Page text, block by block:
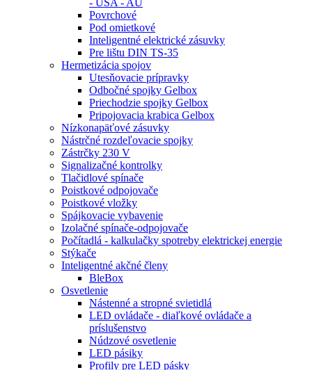
- USA - AU
Povrchové
Pod omietkové
Inteligentné elektrické zásuvky
Pre lištu DIN TS-35
Hermetizácia spojov
Utesňovacie prípravky
Odbočné spojky Gelbox
Priechodzie spojky Gelbox
Pripojovacia krabica Gelbox
Nízkonapäťové zásuvky
Nástrčné rozdeľovacie spojky
Zástrčky 230 V
Signalizačné kontrolky
Tlačidlové spínače
Poistkové odpojovače
Poistkové vložky
Spájkovacie vybavenie
Izolačné spínače-odpojovače
Počítadlá - kalkulačky spotreby elektrickej energie
Stýkače
Inteligentné akčné členy
BleBox
Osvetlenie
Nástenné a stropné svietidlá
LED ovládače - diaľkové ovládače a
príslušenstvo
Núdzové osvetlenie
LED pásiky
Profily pre LED pásky